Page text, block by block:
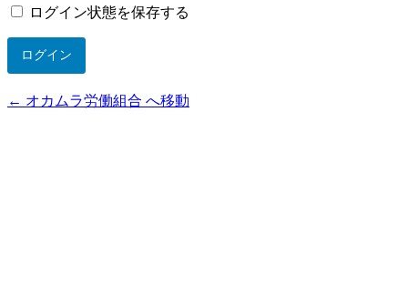
ログイン状態を保存する
← オカムラ労働組合 へ移動